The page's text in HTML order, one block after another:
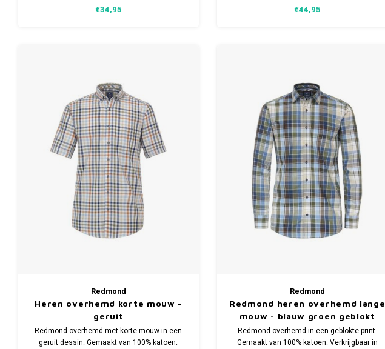
meerdere maten.
€34,95 €44,95
Redmond
Heren overhemd korte mouw -
geruit
Redmond overhemd met korte mouw in een
geruit dessin. Gemaakt van 100% katoen.
Redmond
Redmond heren overhemd lange
mouw - blauw groen geblokt
Redmond overhemd in een geblokte print.
Gemaakt van 100% katoen. Verkrijgbaar in